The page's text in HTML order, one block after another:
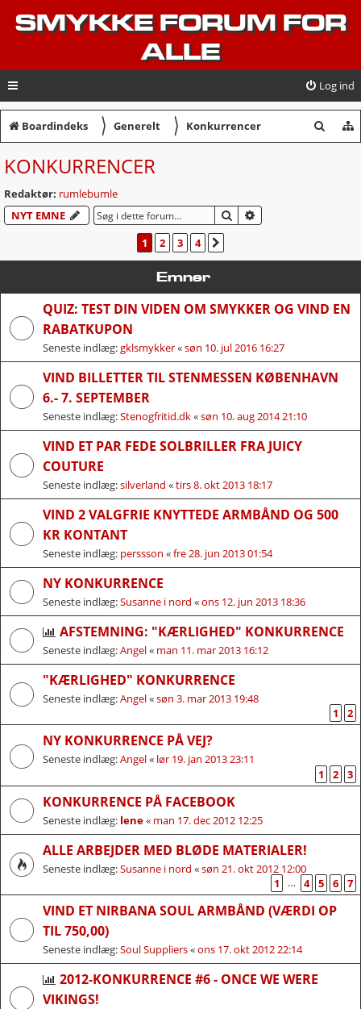
SMYKKE FORUM FOR
ALLE
Log ind
Boardindeks 〉 Generelt 〉 Konkurrencer
KONKURRENCER
Redaktør: rumlebumle
NYT EMNE
SØG
1
2 3 4
Emner
QUIZ: TEST DIN VIDEN OM SMYKKER OG VIND EN
RABATKUPON
Seneste indlæg:gklsmykker«søn 10. jul 2016 16:27
VIND BILLETTER TIL STENMESSEN KØBENHAVN
6.- 7. SEPTEMBER
Seneste indlæg:Stenogfritid.dk«søn 10. aug 2014 21:10
VIND ET PAR FEDE SOLBRILLER FRA JUICY
COUTURE
Seneste indlæg:silverland «tirs 8. okt 2013 18:17
VIND 2 VALGFRIE KNYTTEDE ARMBÅND OG 500
KR KONTANT
Seneste indlæg: perssson «fre 28. jun 2013 01:54
NY KONKURRENCE
Seneste indlæg:Susanne i nord «ons 12. jun 2013 18:36
AFSTEMNING: "KÆRLIGHED" KONKURRENCE
Seneste indlæg:Angel« man 11. mar 2013 16:12
"KÆRLIGHED" KONKURRENCE
Seneste indlæg:Angel«søn 3. mar 2013 19:48
1
2
NY KONKURRENCE PÅ VEJ?
Seneste indlæg:Angel« lør 19. jan 2013 23:11
1
2 3
KONKURRENCE PÅ FACEBOOK
Seneste indlæg: lene« man 17. dec 2012 12:25
ALLE ARBEJDER MED BLØDE MATERIALER!
Seneste indlæg:Susanne i nord «søn 21. okt 2012 12:00
1
… 4 5 6 7
VIND ET NIRBANA SOUL ARMBÅND (VÆRDI OP
TIL 750,00)
Seneste indlæg:Soul Suppliers«ons 17. okt 2012 22:14
2012-KONKURRENCE #6 - ONCE WE WERE
VIKINGS!